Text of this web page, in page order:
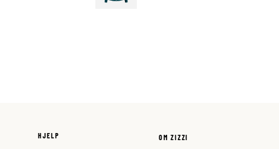
HJELP OM ZIZZI